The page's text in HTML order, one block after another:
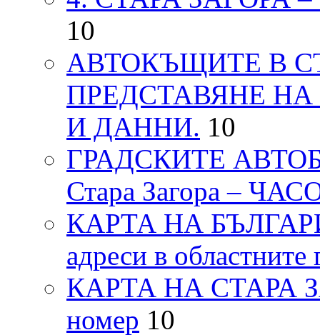
10
АВТОКЪЩИТЕ В
ПРЕДСТАВЯНЕ
И ДАННИ. 10
ГРАДСКИТЕ
Стара Загора –
КАРТА НА
адреси в областните
КАРТА НА СТАРА
номер 10